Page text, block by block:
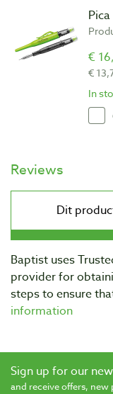
€
€
In
Reviews
Baptist uses
provider for
steps to ensure
information
Sign up for our
and receive offers,